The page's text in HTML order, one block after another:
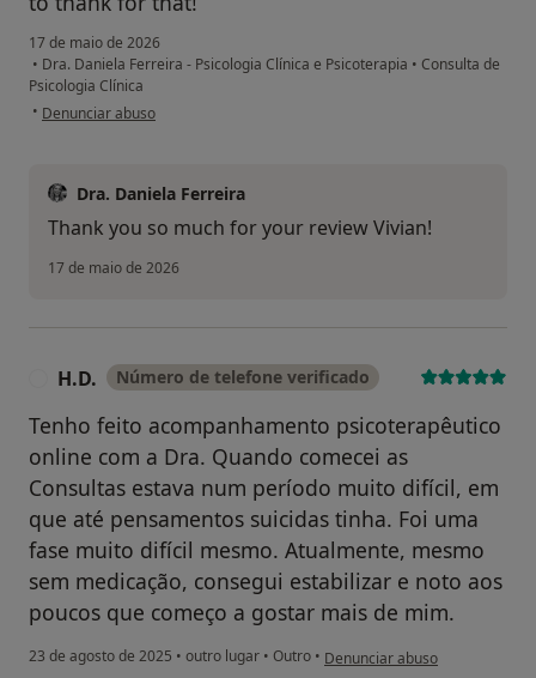
17 de maio de 2026
• Dra. Daniela Ferreira - Psicologia Clínica e Psicoterapia • Consulta de
Psicologia Clínica
• na opinião do utilizador Vivian S
Denunciar abuso
Dra. Daniela Ferreira
Thank you so much for your review Vivian!
17 de maio de 2026
H.D. Número de telefone verificado
Tenho feito acompanhamento psicoterapêutico
online com a Dra. Quando comecei as
Consultas estava num período muito difícil, em
que até pensamentos suicidas tinha. Foi uma
fase muito difícil mesmo. Atualmente, mesmo
sem medicação, consegui estabilizar e noto aos
poucos que começo a gostar mais de mim.
23 de agosto de 2025 • outro lugar • Outro • na opinião do utilizador H.D.
Denunciar abuso